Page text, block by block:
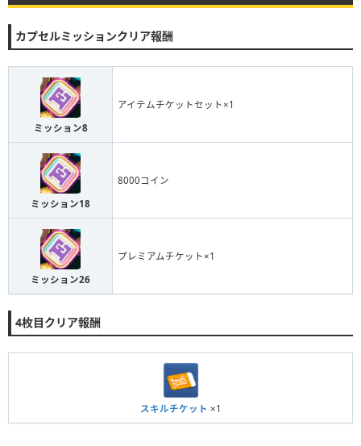
カプセルミッションクリア報酬
ミッション8
アイテムチケットセット×1
ミッション18
8000コイン
ミッション26
プレミアムチケット×1
4枚目クリア報酬
スキルチケット ×1